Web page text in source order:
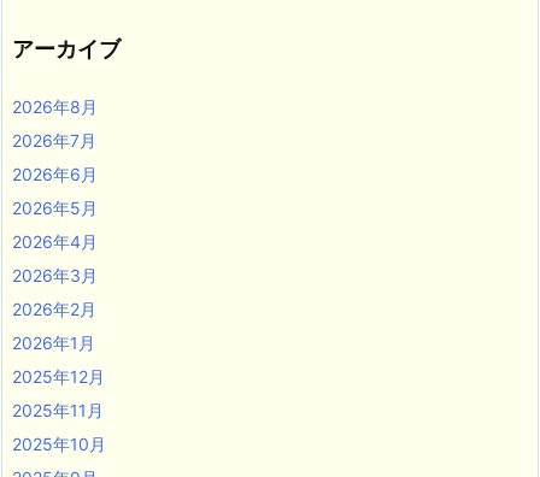
アーカイブ
2026年8月
2026年7月
2026年6月
2026年5月
2026年4月
2026年3月
2026年2月
2026年1月
2025年12月
2025年11月
2025年10月